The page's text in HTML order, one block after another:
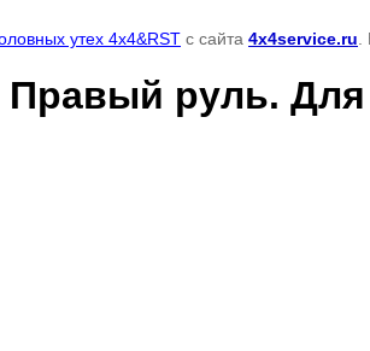
утех 4x4&RST с сайта 4x4service.ru
Правый руль.